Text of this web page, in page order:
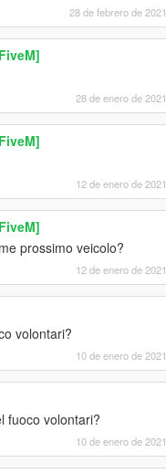
28 de febrero de 2021
28 de enero de 2021
12 de enero de 2021
prossimo veicolo?
12 de enero de 2021
volontari?
10 de enero de 2021
fuoco volontari?
10 de enero de 2021